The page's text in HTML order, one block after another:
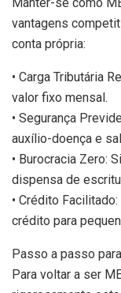
vantagens
conta própria:
• Carga Tributária
valor fixo mensal.
• Segurança
auxílio-doença e
• Burocracia Zero:
dispensa de
• Crédito
crédito para
Passo a passo
Para voltar a ser